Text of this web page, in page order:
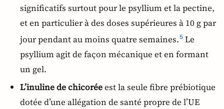
significatifs surtout pour le psyllium et la pectine,
et en particulier à des doses supérieures à 10 g par
jour pendant au moins quatre semaines.5 Le
psyllium agit de façon mécanique et en formant
un gel.
L’inuline de chicoréeest la seule fibre prébiotique
dotée d’une allégation de santé propre de l’UE